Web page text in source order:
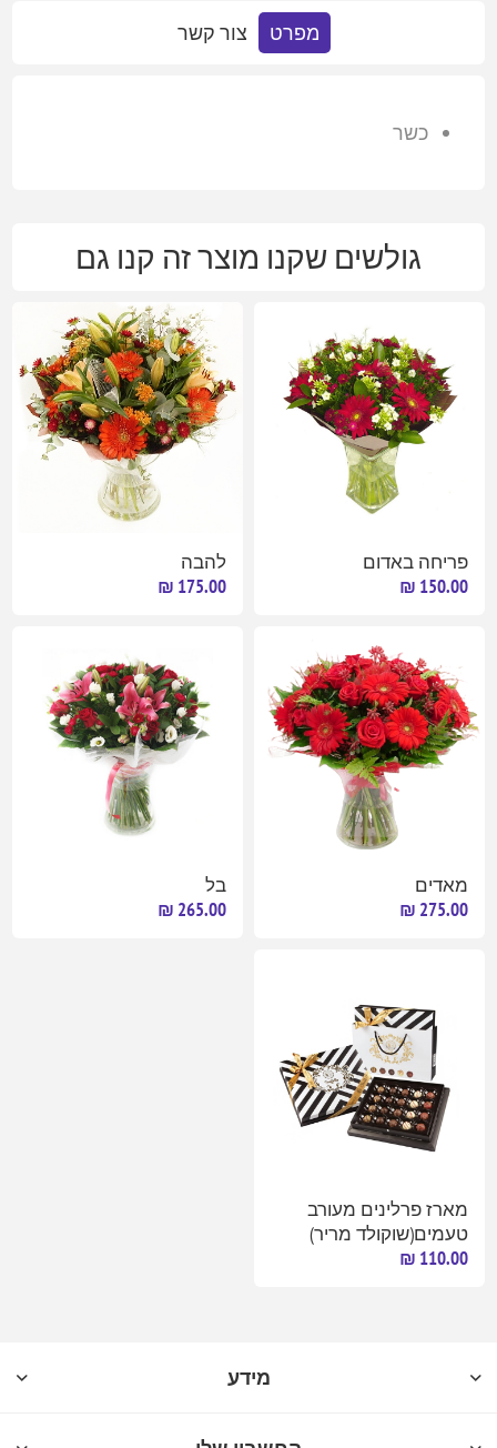
מפרט צור קשר
כשר
גולשים שקנו מוצר זה קנו גם
פריחה באדום
150.00 ₪
להבה
175.00 ₪
מאדים
275.00 ₪
בל
265.00 ₪
מארז פרלינים מעורב
טעמים(שוקולד מריר)
110.00 ₪
מידע